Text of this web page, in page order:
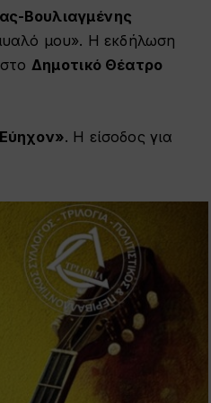
Βουλιαγμένης
μου». Η εκδήλωση
Δημοτικό Θέατρο
. Η είσοδος για